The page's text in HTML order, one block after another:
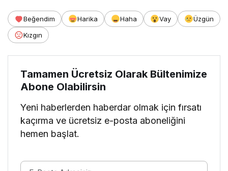
Hizmet
Beğendim Harika Haha Vay
Üzgün
Kızgın
Tamamen Ücretsiz Olarak Bültenimize
Abone Olabilirsin
Yeni haberlerden haberdar olmak için fırsatı
kaçırma ve ücretsiz e-posta aboneliğini
hemen başlat.